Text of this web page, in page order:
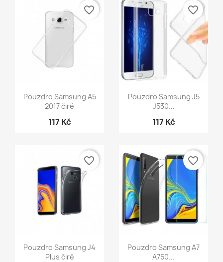
Rychlý náhled
Pouzdro Samsung A5
2017 čiré
117 Kč
favorite_border
Rychlý náhled
Pouzdro Samsung J5
J530...
117 Kč
favorite_border
Rychlý náhled
Pouzdro Samsung J4
Plus čiré
favorite_border
Rychlý náhled
Pouzdro Samsung A7
A750...
favorite_border